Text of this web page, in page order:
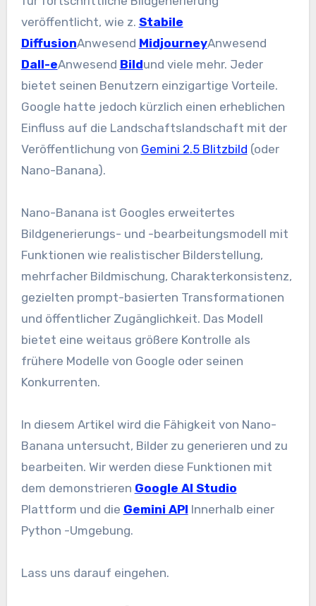
veröffentlicht, wie z. Stabile
DiffusionAnwesend MidjourneyAnwesend
Dall-eAnwesend Bildund viele mehr. Jeder
bietet seinen Benutzern einzigartige Vorteile.
Google hatte jedoch kürzlich einen erheblichen
Einfluss auf die Landschaftslandschaft mit der
Veröffentlichung von Gemini 2.5 Blitzbild (oder
Nano-Banana).
Nano-Banana ist Googles erweitertes
Bildgenerierungs- und -bearbeitungsmodell mit
Funktionen wie realistischer Bilderstellung,
mehrfacher Bildmischung, Charakterkonsistenz,
gezielten prompt-basierten Transformationen
und öffentlicher Zugänglichkeit. Das Modell
bietet eine weitaus größere Kontrolle als
frühere Modelle von Google oder seinen
Konkurrenten.
In diesem Artikel wird die Fähigkeit von Nano-
Banana untersucht, Bilder zu generieren und zu
bearbeiten. Wir werden diese Funktionen mit
dem demonstrieren Google AI Studio
Plattform und die Gemini API Innerhalb einer
Python -Umgebung.
Lass uns darauf eingehen.